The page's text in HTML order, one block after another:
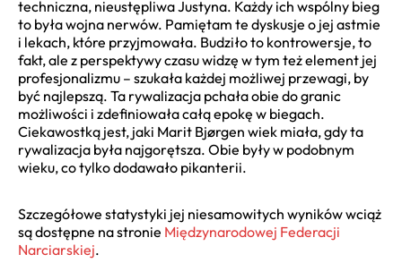
techniczna, nieustępliwa Justyna. Każdy ich wspólny bieg
to była wojna nerwów. Pamiętam te dyskusje o jej astmie
i lekach, które przyjmowała. Budziło to kontrowersje, to
fakt, ale z perspektywy czasu widzę w tym też element jej
profesjonalizmu – szukała każdej możliwej przewagi, by
być najlepszą. Ta rywalizacja pchała obie do granic
możliwości i zdefiniowała całą epokę w biegach.
Ciekawostką jest, jaki Marit Bjørgen wiek miała, gdy ta
rywalizacja była najgorętsza. Obie były w podobnym
wieku, co tylko dodawało pikanterii.
Szczegółowe statystyki jej niesamowitych wyników wciąż
są dostępne na stronie Międzynarodowej Federacji
Narciarskiej.